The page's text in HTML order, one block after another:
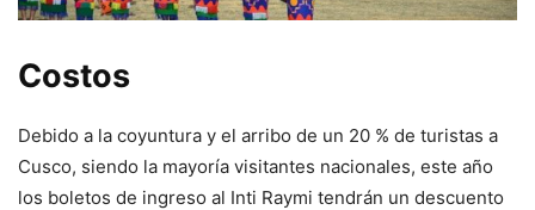
Costos
Debido a la coyuntura y el arribo de un 20 % de turistas a
Cusco, siendo la mayoría visitantes nacionales, este año
los boletos de ingreso al Inti Raymi tendrán un descuento